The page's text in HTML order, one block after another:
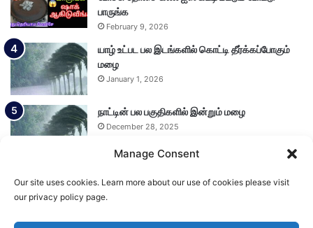
Manage Consent
Our site uses cookies. Learn more about our use of cookies please visit
our privacy policy page.
பாருங்க
February 9, 2026
யாழ் உட்பட பல இடங்களில் கொட்டி தீர்க்கப்போகும்
மழை
January 1, 2026
நாட்டின் பல பகுதிகளில் இன்றும் மழை
December 28, 2025
Load More